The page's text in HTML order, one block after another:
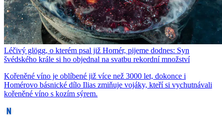
Léčivý glögg, o kterém psal již Homér, pijeme dodnes: Syn
švédského krále si ho objednal na svatbu rekordní množství
Kořeněné víno je oblíbené již více než 3000 let, dokonce i
Homérovo básnické dílo Ilias zmiňuje vojáky, kteří si vychutnávali
kořeněné víno s kozím sýrem.